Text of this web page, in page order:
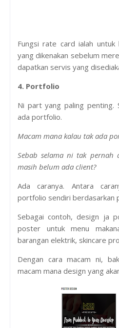
Fungsi rate card ialah
yang dikenakan sebelum
dapatkan servis yang
4. Portfolio
Ni part yang paling penting.
ada portfolio.
Macam mana kalau tak ada
Sebab selama ni tak pernah
masih belum ada client?
Ada caranya. Antara
portfolio sendiri berdasarkan
Sebagai contoh, design ja
poster untuk menu
barangan elektrik, skincare
Dengan cara macam ni,
macam mana design yang